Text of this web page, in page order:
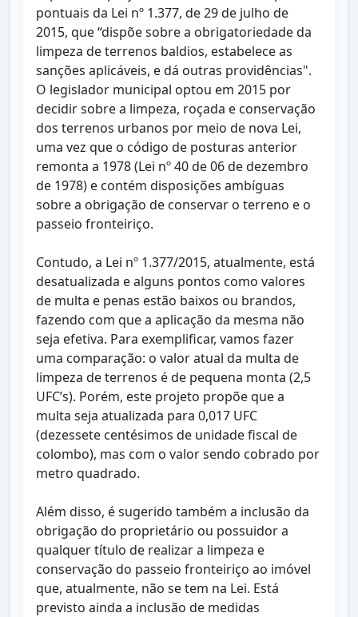
pontuais da Lei nº 1.377, de 29 de julho de
2015, que “dispõe sobre a obrigatoriedade da
limpeza de terrenos baldios, estabelece as
sanções aplicáveis, e dá outras providências".
O legislador municipal optou em 2015 por
decidir sobre a limpeza, roçada e conservação
dos terrenos urbanos por meio de nova Lei,
uma vez que o código de posturas anterior
remonta a 1978 (Lei nº 40 de 06 de dezembro
de 1978) e contém disposições ambíguas
sobre a obrigação de conservar o terreno e o
passeio fronteiriço.
Contudo, a Lei nº 1.377/2015, atualmente, está
desatualizada e alguns pontos como valores
de multa e penas estão baixos ou brandos,
fazendo com que a aplicação da mesma não
seja efetiva. Para exemplificar, vamos fazer
uma comparação: o valor atual da multa de
limpeza de terrenos é de pequena monta (2,5
UFC’s). Porém, este projeto propõe que a
multa seja atualizada para 0,017 UFC
(dezessete centésimos de unidade fiscal de
colombo), mas com o valor sendo cobrado por
metro quadrado.
Além disso, é sugerido também a inclusão da
obrigação do proprietário ou possuidor a
qualquer título de realizar a limpeza e
conservação do passeio fronteiriço ao imóvel
que, atualmente, não se tem na Lei. Está
previsto ainda a inclusão de medidas